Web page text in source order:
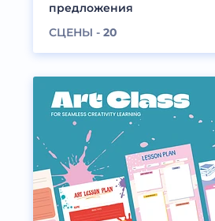
предложения
СЦЕНЫ - 20